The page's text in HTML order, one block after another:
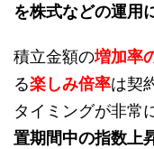
を株式などの運用
積立金額の増加率
る楽しみ倍率は契
タイミングが非常
置期間中の指数上